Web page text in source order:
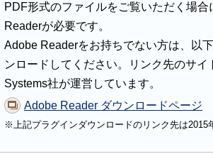
PDF形式のファイルをご覧いただく場合
Readerが必要です。
Adobe Readerをお持ちでない方は、以
ンロードしてください。リンク先のサイ
Systems社が運営しています。
Adobe Reader ダウンロードページ
※上記プラグインダウンロードのリンク先は2015